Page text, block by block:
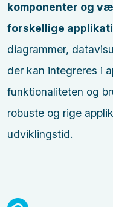
komponenter og
forskellige
diagrammer,
der kan integreres i
funktionaliteten og
robuste og rige
udviklingstid.